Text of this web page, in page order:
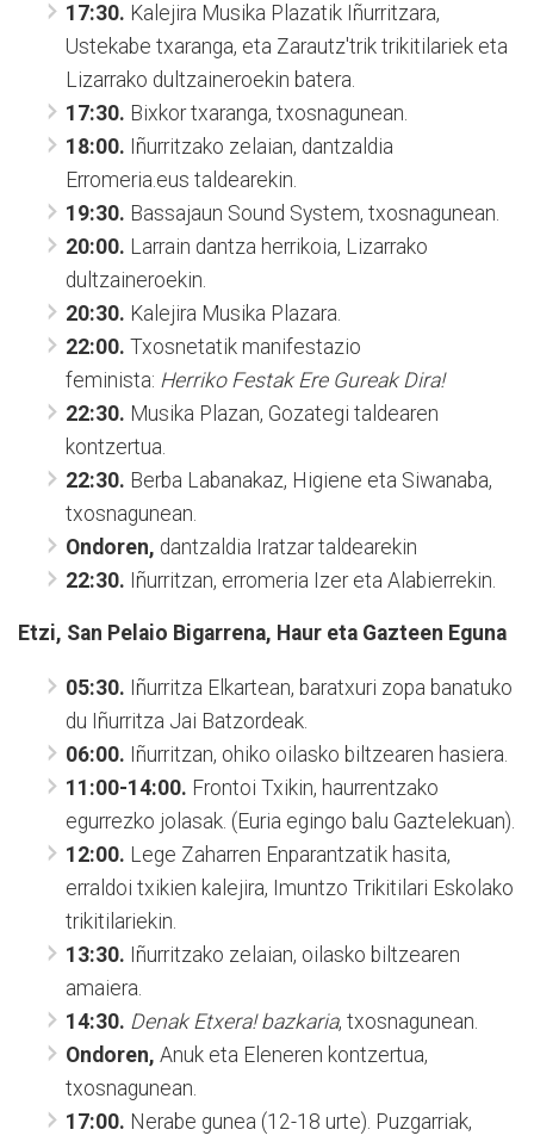
17:30. Kalejira Musika Plazatik Iñurritzara,
Ustekabe txaranga, eta Zarautz'trik trikitilariek eta
Lizarrako dultzaineroekin batera.
17:30. Bixkor txaranga, txosnagunean.
18:00. Iñurritzako zelaian, dantzaldia
Erromeria.eus taldearekin.
19:30. Bassajaun Sound System, txosnagunean.
20:00. Larrain dantza herrikoia, Lizarrako
dultzaineroekin.
20:30. Kalejira Musika Plazara.
22:00. Txosnetatik manifestazio
feminista: Herriko Festak Ere Gureak Dira!
22:30. Musika Plazan, Gozategi taldearen
kontzertua.
22:30. Berba Labanakaz, Higiene eta Siwanaba,
txosnagunean.
Ondoren, dantzaldia Iratzar taldearekin
22:30. Iñurritzan, erromeria Izer eta Alabierrekin.
Etzi, San Pelaio Bigarrena, Haur eta Gazteen Eguna
05:30. Iñurritza Elkartean, baratxuri zopa banatuko
du Iñurritza Jai Batzordeak.
06:00. Iñurritzan, ohiko oilasko biltzearen hasiera.
11:00-14:00. Frontoi Txikin, haurrentzako
egurrezko jolasak. (Euria egingo balu Gaztelekuan).
12:00. Lege Zaharren Enparantzatik hasita,
erraldoi txikien kalejira, Imuntzo Trikitilari Eskolako
trikitilariekin.
13:30. Iñurritzako zelaian, oilasko biltzearen
amaiera.
14:30. Denak Etxera! bazkaria, txosnagunean.
Ondoren, Anuk eta Eleneren kontzertua,
txosnagunean.
17:00. Nerabe gunea (12-18 urte). Puzgarriak,